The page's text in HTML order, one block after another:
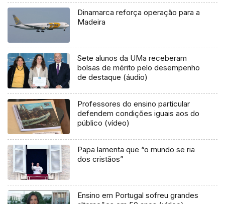
Dinamarca reforça operação para a
Madeira
Sete alunos da UMa receberam
bolsas de mérito pelo desempenho
de destaque (áudio)
Professores do ensino particular
defendem condições iguais aos do
público (vídeo)
Papa lamenta que “o mundo se ria
dos cristãos”
Ensino em Portugal sofreu grandes